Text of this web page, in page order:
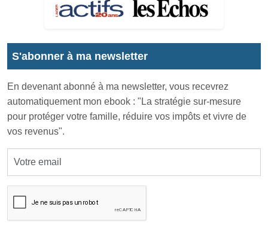
S'abonner à ma newsletter
En devenant abonné à ma newsletter, vous recevrez
automatiquement mon ebook : "La stratégie sur-mesure
pour protéger votre famille, réduire vos impôts et vivre de
vos revenus".